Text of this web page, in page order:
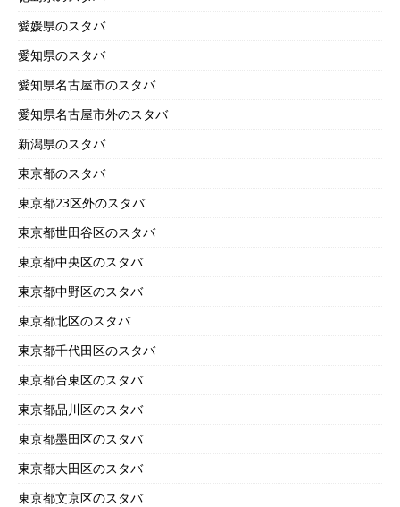
愛媛県のスタバ
愛知県のスタバ
愛知県名古屋市のスタバ
愛知県名古屋市外のスタバ
新潟県のスタバ
東京都のスタバ
東京都23区外のスタバ
東京都世田谷区のスタバ
東京都中央区のスタバ
東京都中野区のスタバ
東京都北区のスタバ
東京都千代田区のスタバ
東京都台東区のスタバ
東京都品川区のスタバ
東京都墨田区のスタバ
東京都大田区のスタバ
東京都文京区のスタバ